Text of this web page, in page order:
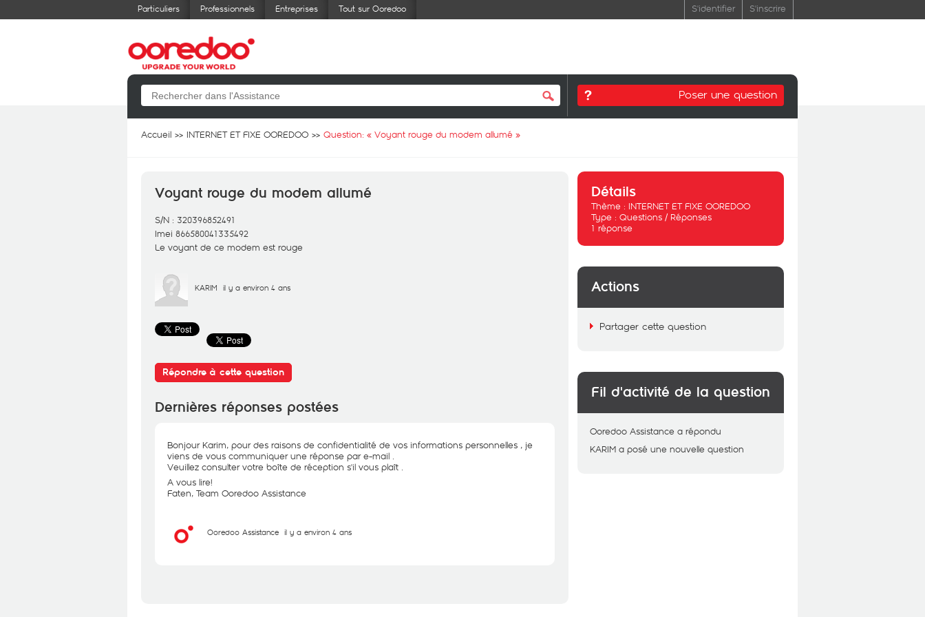
Particuliers Professionnels Entreprises Tout sur Ooredoo S'identifier S'inscrire
Poser une question
Accueil INTERNET ET FIXE OOREDOO Question: « Voyant rouge du modem allumé »
Voyant rouge du modem allumé
S/N : 320396852491
Imei 866580041335492
Le voyant de ce modem est rouge
KARIM il y a environ 4 ans
Répondre à cette question
Dernières réponses postées
Bonjour Karim, pour des raisons de confidentialité de vos informations personnelles , je
viens de vous communiquer une réponse par e-mail .
Veuillez consulter votre boîte de réception s'il vous plaît .
A vous lire!
Faten, Team Ooredoo Assistance
Ooredoo Assistance il y a environ 4 ans
Détails
Thème : INTERNET ET FIXE OOREDOO
Type : Questions / Réponses
1 réponse
Actions
Partager cette question
Fil d'activité de la question
Ooredoo Assistance a répondu
KARIM a posé une nouvelle question